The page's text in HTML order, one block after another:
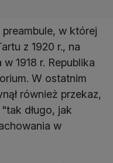
w której
z 1920 r., na
1918 r. Republika
W ostatnim
również przekaz,
długo, jak
w